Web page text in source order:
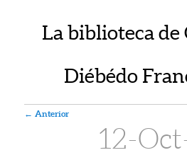
La biblioteca de
Diébédo
Navegador de artículos
← Anterior
12-